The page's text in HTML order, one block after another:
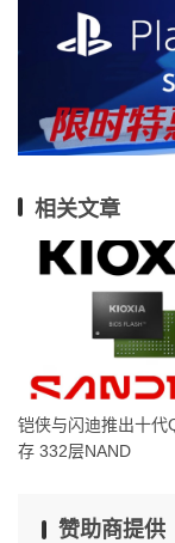
相关文章
铠侠与闪迪推出十代
存 332层NAND
赞助商提供